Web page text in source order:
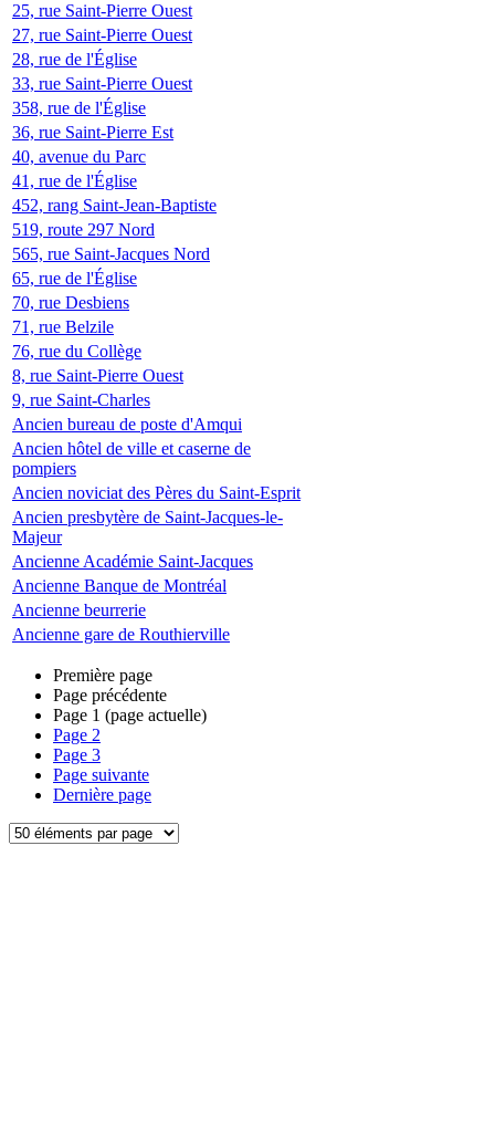
25, rue Saint-Pierre Ouest
27, rue Saint-Pierre Ouest
28, rue de l'Église
33, rue Saint-Pierre Ouest
358, rue de l'Église
36, rue Saint-Pierre Est
40, avenue du Parc
41, rue de l'Église
452, rang Saint-Jean-Baptiste
519, route 297 Nord
565, rue Saint-Jacques Nord
65, rue de l'Église
70, rue Desbiens
71, rue Belzile
76, rue du Collège
8, rue Saint-Pierre Ouest
9, rue Saint-Charles
Ancien bureau de poste d'Amqui
Ancien hôtel de ville et caserne de
pompiers
Ancien noviciat des Pères du Saint-Esprit
Ancien presbytère de Saint-Jacques-le-
Majeur
Ancienne Académie Saint-Jacques
Ancienne Banque de Montréal
Ancienne beurrerie
Ancienne gare de Routhierville
Première page
Page précédente
Page 1 (page actuelle)
Page 2
Page 3
Page suivante
Dernière page